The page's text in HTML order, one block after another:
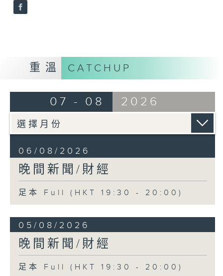
重溫 CATCHUP
07 - 08 2026
06/08/2026
晚間新聞/財經
足本 Full (HKT 19:30 - 20:00)
05/08/2026
晚間新聞/財經
足本 Full (HKT 19:30 - 20:00)